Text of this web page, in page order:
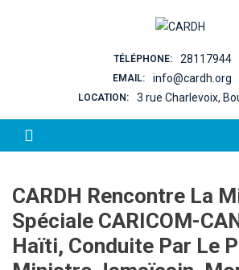
TÉLÉPHONE: 28117944
EMAIL: info@cardh.org
LOCATION: 3 rue Charlevoix,
CARDH Rencontre La
Spéciale CARICOM-
Haïti, Conduite Par Le